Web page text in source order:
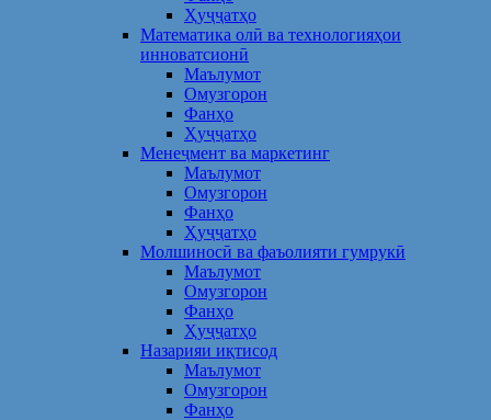
Ҳуҷҷатҳо
Математика олӣ ва технологияҳои
инноватсионӣ
Маълумот
Омузгорон
Фанҳо
Ҳуҷҷатҳо
Менеҷмент ва маркетинг
Маълумот
Омузгорон
Фанҳо
Ҳуҷҷатҳо
Молшиносӣ ва фаъолияти гумрукӣ
Маълумот
Омузгорон
Фанҳо
Ҳуҷҷатҳо
Назарияи иқтисод
Маълумот
Омузгорон
Фанҳо